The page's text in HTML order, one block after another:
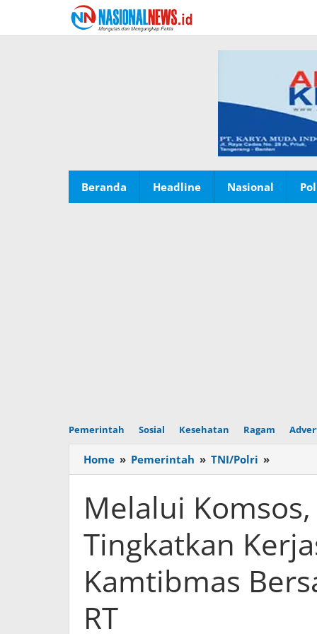
konten
Beranda Headline Nasional
Pemerintah Sosial Kesehatan Ragam
Home » Pemerintah » TNI/Polri »
Komsos,
Serka
Sujiman
Menjaga
Melalui
Tingkatkan
Kamtibmas
RT